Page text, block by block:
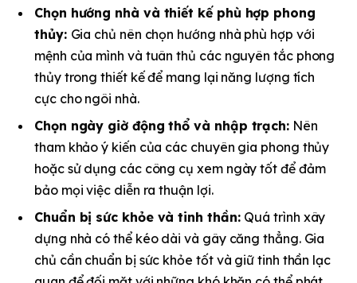
Chọn hướng nhà và thiết kế phù hợp phong
thủy: Gia chủ nên chọn hướng nhà phù hợp với
mệnh của mình và tuân thủ các nguyên tắc phong
thủy trong thiết kế để mang lại năng lượng tích
cực cho ngôi nhà.​
Chọn ngày giờ động thổ và nhập trạch: Nên
tham khảo ý kiến của các chuyên gia phong thủy
hoặc sử dụng các công cụ xem ngày tốt để đảm
bảo mọi việc diễn ra thuận lợi.​
Chuẩn bị sức khỏe và tinh thần: Quá trình xây
dựng nhà có thể kéo dài và gây căng thẳng. Gia
chủ cần chuẩn bị sức khỏe tốt và giữ tinh thần lạc